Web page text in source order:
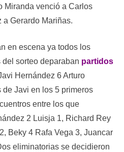
Miranda venció a Carlos
Gerardo Mariñas.
en escena ya todos los
sorteo deparaban partidos
Hernández 6 Arturo
Javi en los 5 primeros
entre los que
2 Luisja 1, Richard Rey
Beky 4 Rafa Vega 3, Juancar
eliminatorias se decidieron